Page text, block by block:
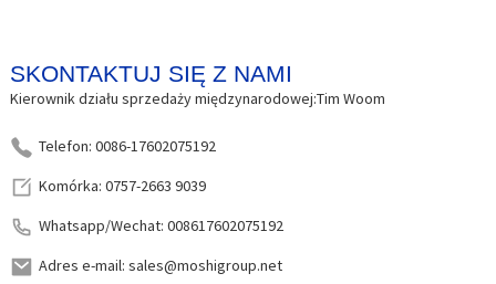
SKONTAKTUJ SIĘ Z NAMI
Kierownik działu sprzedaży międzynarodowej:Tim Woom
Telefon: 0086-17602075192
Komórka: 0757-2663 9039
Whatsapp/Wechat: 008617602075192
Adres e-mail: sales@moshigroup.net